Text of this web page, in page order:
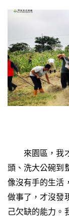
來園區，我才
頭、洗大公碗到
像沒有手的生活
做事了，才沒發
己欠缺的能力。